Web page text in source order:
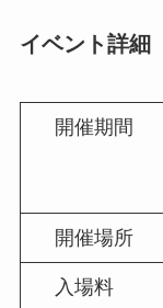
イベント詳細
開催期間
開催場所
入場料